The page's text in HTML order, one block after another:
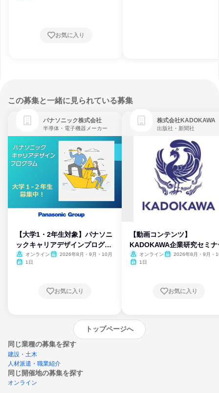
お気に入り
この募集と一緒に見られている募集
パナソニック株式会社
半導体・電子機器メーカー
【大学1・2年生対象】パナソニ
ックキャリアデザインプログラ
ム
オンライン
2026年8月・9月・10月
1日
お気に入り
株式会社KADOKAWA
出版社・新聞社
【動画コンテンツ】
KADOKAWA企業研究セミナ
オンライン
2026年8月・9月・
1日
お気に入り
トップページへ
同じ業種の募集を探す
建設・土木
人材派遣・職業紹介
同じ開催地の募集を探す
オンライン